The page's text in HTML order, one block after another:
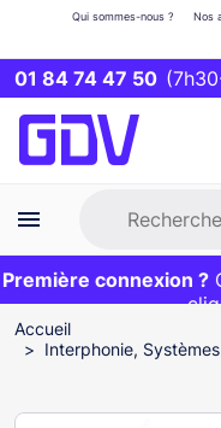
01 84 74 47 50
Qui sommes-nous ? Nos
Première
et livraison 24/48h
connexion ?
EXCLU WEB :
Accueil
Interphonie,